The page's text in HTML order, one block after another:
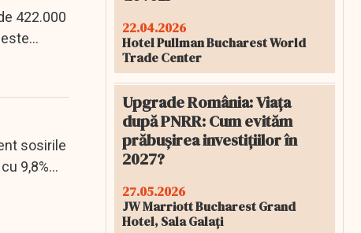
422.000
sosirile
9,8%
22.04.2026
Hotel Pullman Bucharest World
Trade Center
Upgrade România: Viața
după PNRR: Cum evităm
prăbușirea investițiilor în
2027?
27.05.2026
JW Marriott Bucharest Grand
Hotel, Sala Galați